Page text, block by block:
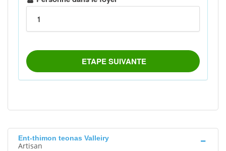
Ent-thimon teonas Valleiry
Artisan